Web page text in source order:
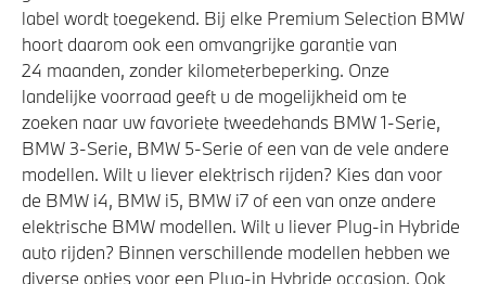
stuurwiel
Variable Sport Steering
Veiligheid
Deactiverings mogelijkheid voorpassagiersairbag
Park Distance Control (PDC) voor en achter
Actieve Voetgangersbescherming
label wordt toegekend. Bij elke Premium Selection BMW
hoort daarom ook een omvangrijke garantie van
24 maanden, zonder kilometerbeperking. Onze
landelijke voorraad geeft u de mogelijkheid om te
zoeken naar uw favoriete tweedehands BMW 1-Serie,
BMW 3-Serie, BMW 5-Serie of een van de vele andere
modellen. Wilt u liever elektrisch rijden? Kies dan voor
de BMW i4, BMW i5, BMW i7 of een van onze andere
elektrische BMW modellen. Wilt u liever Plug-in Hybride
auto rijden? Binnen verschillende modellen hebben we
diverse opties voor een Plug-in Hybride occasion. Ook